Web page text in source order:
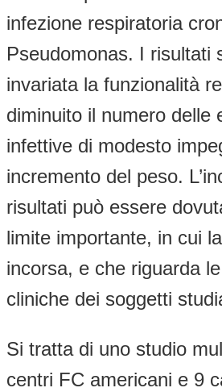
infezione respiratoria
Pseudomonas. I risultati
invariata la funzionalità
diminuito il numero delle
infettive di modesto
incremento del peso.
risultati può essere
limite importante, in cui
incorsa, e che riguarda
cliniche dei soggetti
Si tratta di uno studio
centri FC americani e 9